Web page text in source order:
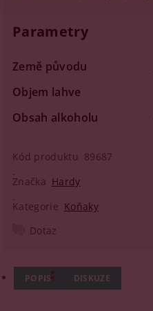
Parametry
Země původu
Objem lahve
Obsah alkoholu
Kód produktu 89687
Značka Hardy
Kategorie Koňaky
Dotaz
POPIS DISKUZE